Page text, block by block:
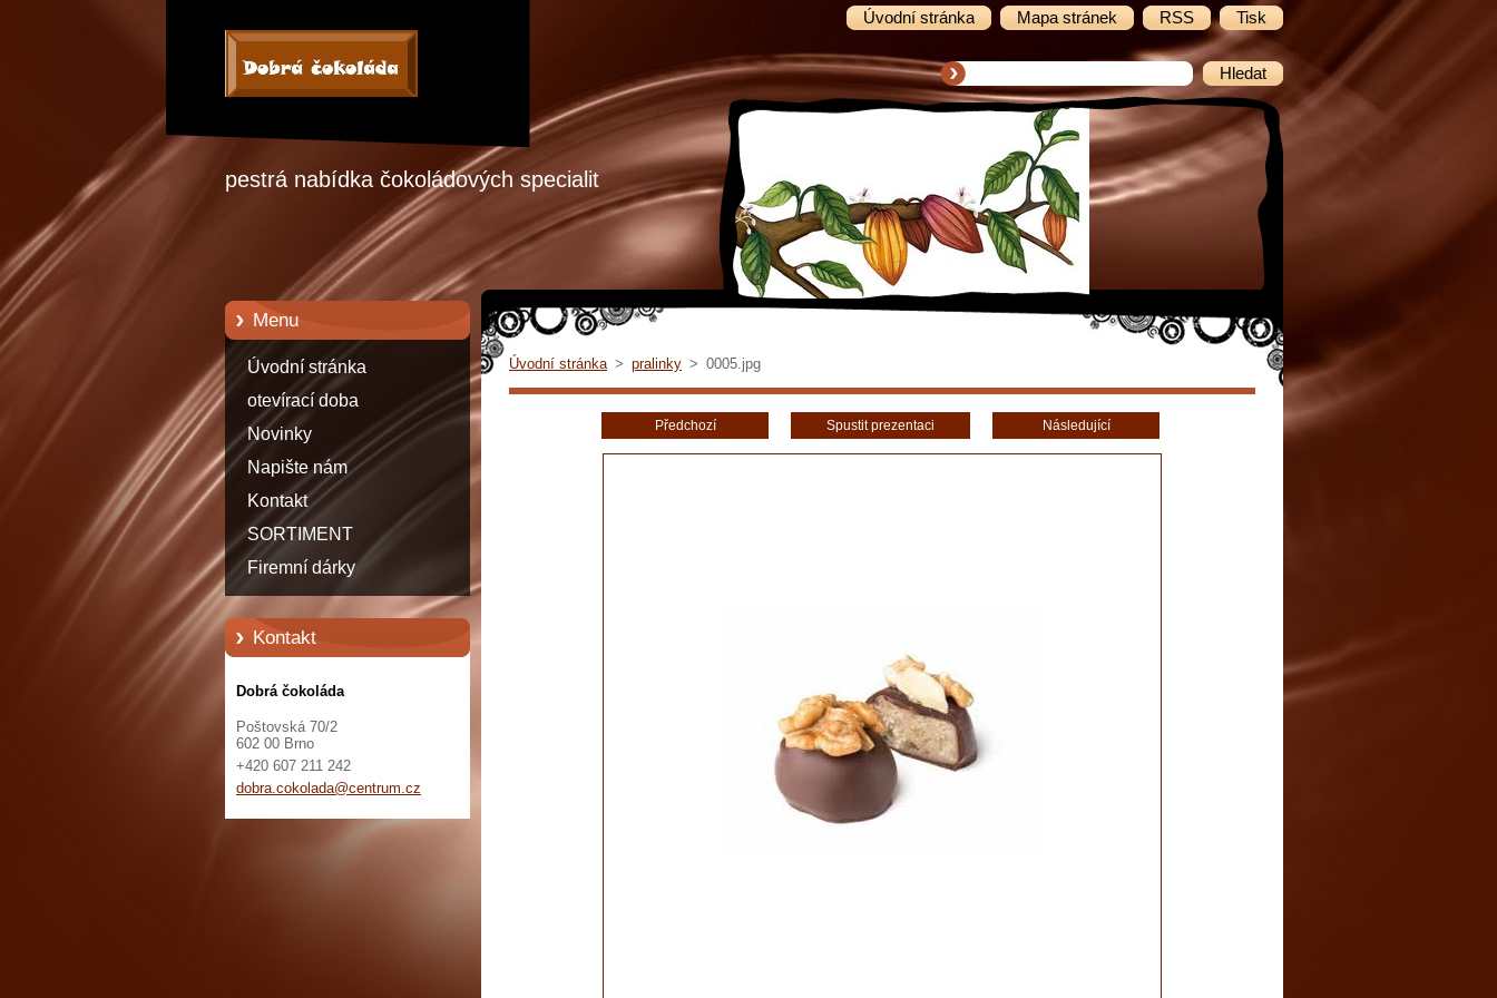
Úvodní stránka Mapa stránek RSS Tisk
pestrá nabídka čokoládových specialit
Menu
Úvodní stránka
otevírací doba
Novinky
Napište nám
Kontakt
SORTIMENT
Firemní dárky
Kontakt
Dobrá čokoláda
Poštovská 70/2
602 00 Brno
+420 607 211 242
dobra.cokolada@centrum.cz
Úvodní stránka > pralinky > 0005.jpg
Předchozí Spustit prezentaci Následující